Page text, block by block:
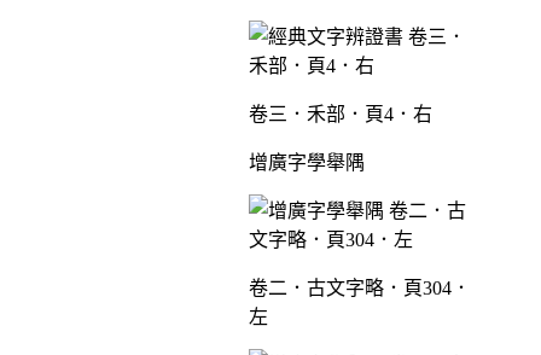
卷三．禾部．頁4．右
增廣字學舉隅
卷二．古文字略．頁304．
左